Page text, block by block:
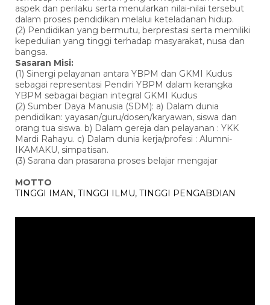
aspek dan perilaku serta menularkan nilai-nilai tersebut
dalam proses pendidikan melalui keteladanan hidup.
(2) Pendidikan yang bermutu, berprestasi serta memiliki
kepedulian yang tinggi terhadap masyarakat, nusa dan
bangsa.
Sasaran Misi:
(1) Sinergi pelayanan antara YBPM dan GKMI Kudus
sebagai representasi Pendiri YBPM dalam kerangka
YBPM sebagai bagian integral GKMI Kudus
(2) Sumber Daya Manusia (SDM): a) Dalam dunia
pendidikan: yayasan/guru/dosen/karyawan, siswa dan
orang tua siswa. b) Dalam gereja dan pelayanan : YKK
Mardi Rahayu. c) Dalam dunia kerja/profesi : Alumni-
IKAMAKU, simpatisan.
(3) Sarana dan prasarana proses belajar mengajar
MOTTO
TINGGI IMAN, TINGGI ILMU, TINGGI PENGABDIAN